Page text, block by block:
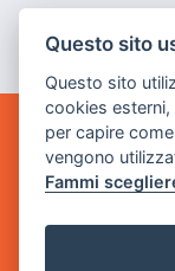
GAME WARP
BY POWER GAME SRL
Sede Legale
via Villaggio dei
Questo sito
Questo sito
cookies
per capire
vengono
Fammi